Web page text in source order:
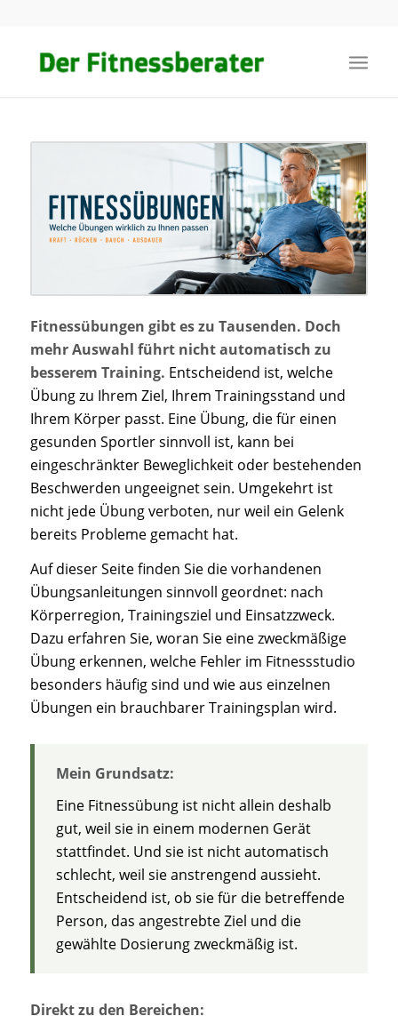
Fitnessübungen gibt es zu Tausenden. Doch
mehr Auswahl führt nicht automatisch zu
besserem Training. Entscheidend ist, welche
Übung zu Ihrem Ziel, Ihrem Trainingsstand und
Ihrem Körper passt. Eine Übung, die für einen
gesunden Sportler sinnvoll ist, kann bei
eingeschränkter Beweglichkeit oder bestehenden
Beschwerden ungeeignet sein. Umgekehrt ist
nicht jede Übung verboten, nur weil ein Gelenk
bereits Probleme gemacht hat.
Auf dieser Seite finden Sie die vorhandenen
Übungsanleitungen sinnvoll geordnet: nach
Körperregion, Trainingsziel und Einsatzzweck.
Dazu erfahren Sie, woran Sie eine zweckmäßige
Übung erkennen, welche Fehler im Fitnessstudio
besonders häufig sind und wie aus einzelnen
Übungen ein brauchbarer Trainingsplan wird.
Mein Grundsatz:
Eine Fitnessübung ist nicht allein deshalb
gut, weil sie in einem modernen Gerät
stattfindet. Und sie ist nicht automatisch
schlecht, weil sie anstrengend aussieht.
Entscheidend ist, ob sie für die betreffende
Person, das angestrebte Ziel und die
gewählte Dosierung zweckmäßig ist.
Direkt zu den Bereichen: